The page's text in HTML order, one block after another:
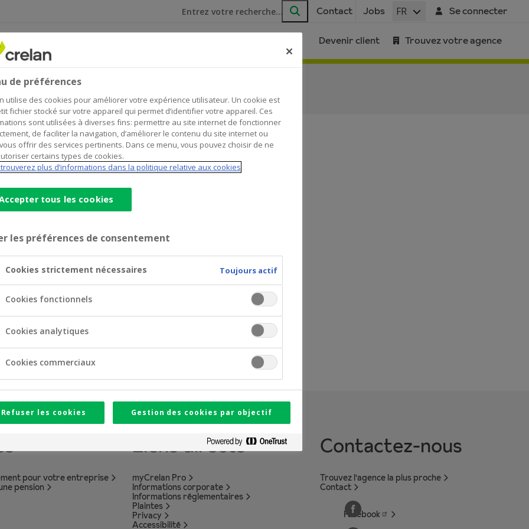
Je cherche
Rechercher
Contact Jobs FR Se connecter
investir Devenir client Trouvez votre agence
Responsabilité civile
van schade aan derden.
die van uw onderneming.
pour votre entreprise
pension
Liens directs
myCrelan Pro
Informations corporate
Informations réglementaires
Plaintes
Privacy
Accessibilité
Contactez-nous
Trouvez l'agence la plus proche
Contact
Facebook
de préférences
utilise des cookies pour améliorer votre expérience utilisateur. Un cookie est
fichier stocké sur votre appareil qui permet d’identifier votre appareil. Ces
sont utilisées à diverses fins: permettre au site internet de fonctionner
de faciliter la navigation, d’améliorer le contenu du site internet ou
offrir des services pertinents. Dans ce menu, vous pouvez choisir de ne
certains types de cookies.
plus d’informations dans la politique relative aux cookies
tous les cookies
les préférences de consentement
Cookies strictement nécessaires Toujours actif
Cookies fonctionnels
Cookies analytiques
Cookies commerciaux
Refuser les cookies Gestion des cookies par objectif